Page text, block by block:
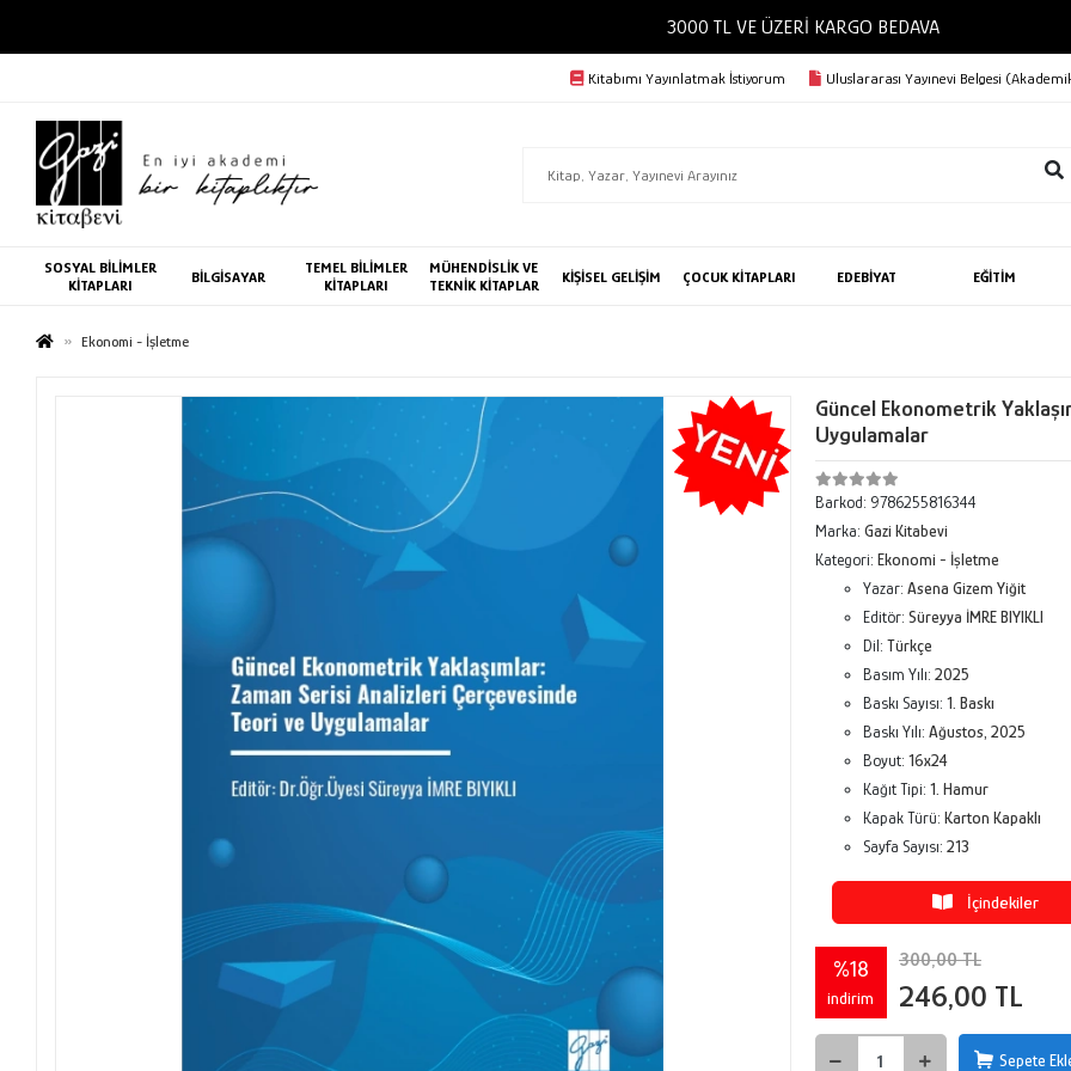
3000 TL VE ÜZERİ KARGO BEDAVA
Kitabımı Yayınlatmak İstiyorum Uluslararası Yayınevi Belgesi
SOSYAL BİLİMLER
KİTAPLARI
BİLGİSAYAR
TEMEL BİLİMLER
KİTAPLARI
MÜHENDİSLİK VE
TEKNİK KİTAPLAR
KİŞİSEL GELİŞİM ÇOCUK KİTAPLARI EDEBİYAT EĞİTİM
Ekonomi - İşletme
Güncel Ekonometrik
Uygulamalar
Barkod: 9786255816344
Marka: Gazi Kitabevi
Kategori: Ekonomi - İşletme
Yazar: Asena Gizem Yiğit
Editör: Süreyya İMRE BIYIKLI
Dil: Türkçe
Basım Yılı: 2025
Baskı Sayısı: 1. Baskı
Baskı Yılı: Ağustos, 2025
Boyut: 16x24
Kağıt Tipi: 1. Hamur
Kapak Türü: Karton Kapaklı
Sayfa Sayısı: 213
İçindekiler
%18
indirim
300,00 TL
246,00 TL
Sepete